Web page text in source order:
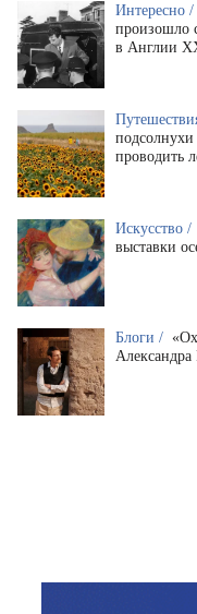
Интересно /
произошло
в Англии
проводить
Искусство /
выставки
Блоги /